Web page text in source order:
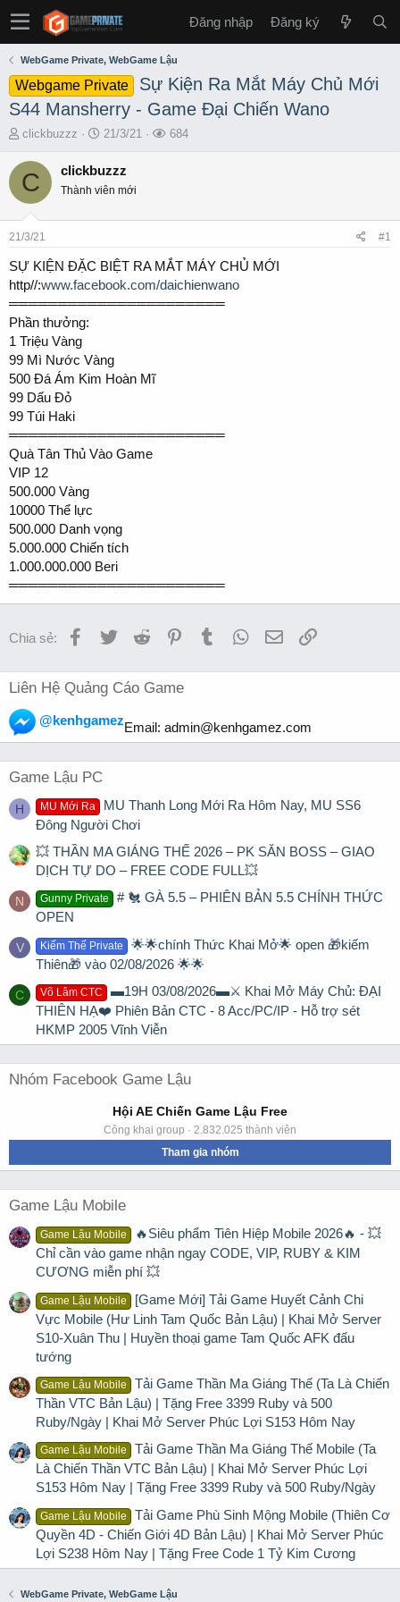
Đăng nhập Đăng ký
WebGame Private, WebGame Lậu
Webgame Private
Sự Kiện Ra Mắt Máy Chủ Mới
S44 Mansherry - Game Đại Chiến Wano
T
r
e
s
a
r
t
e
r
clickbuzzz
S
a
t
e
21/3/21
L
684
C clickbuzzz
Thành viên mới
21/3/21 #1
SỰ KIỆN ĐẶC BIỆT RA MẮT MÁY CHỦ MỚI
http//:www.facebook.com/daichienwano
══════════════════════
Phần thưởng:
1 Triệu Vàng
99 Mì Nước Vàng
500 Đá Ám Kim Hoàn Mĩ
99 Dấu Đỏ
99 Túi Haki
══════════════════════
Quà Tân Thủ Vào Game
VIP 12
500.000 Vàng
10000 Thể lực
500.000 Danh vọng
5.000.000 Chiến tích
1.000.000.000 Beri
══════════════════════
Chia sẻ: Facebook
TwitterReddit PinterestTumblrWhatsApp
EmailLink
Liên Hệ Quảng Cáo Game
@kenhgamezEmail: admin@kenhgamez.com
Game Lậu PC
H MU Mới Ra
MU Thanh Long Mới Ra Hôm Nay, MU SS6
Đông Người Chơi
💥 THẦN MA GIÁNG THẾ 2026 – PK SĂN BOSS – GIAO
DỊCH TỰ DO – FREE CODE FULL💥
N Gunny Private
# 🐔 GÀ 5.5 – PHIÊN BẢN 5.5 CHÍNH THỨC
OPEN
V Kiếm Thế Private
🌟🌟chính Thức Khai Mở🌟 open 🎁kiếm
Thiên🎁 vào 02/08/2026 🌟🌟
C Võ Lâm CTC
▬19H 03/08/2026▬⚔️ Khai Mở Máy Chủ: ĐẠI
THIÊN HẠ❤️ Phiên Bản CTC - 8 Acc/PC/IP - Hỗ trợ sét
HKMP 2005 Vĩnh Viễn
Nhóm Facebook Game Lậu
Hội AE Chiến Game Lậu Free
Công khai group · 2.832.025 thành viên
Tham gia nhóm
Game Lậu Mobile
Game Lậu Mobile
🔥Siêu phẩm Tiên Hiệp Mobile 2026🔥 - 💥
Chỉ cần vào game nhận ngay CODE, VIP, RUBY & KIM
CƯƠNG miễn phí 💥
Game Lậu Mobile
[Game Mới] Tải Game Huyết Cảnh Chi
Vực Mobile (Hư Linh Tam Quốc Bản Lậu) | Khai Mở Server
S10-Xuân Thu | Huyền thoại game Tam Quốc AFK đấu
tướng
Game Lậu Mobile
Tải Game Thần Ma Giáng Thế (Ta Là Chiến
Thần VTC Bản Lậu) | Tặng Free 3399 Ruby và 500
Ruby/Ngày | Khai Mở Server Phúc Lợi S153 Hôm Nay
Game Lậu Mobile
Tải Game Thần Ma Giáng Thế Mobile (Ta
Là Chiến Thần VTC Bản Lậu) | Khai Mở Server Phúc Lợi
S153 Hôm Nay | Tặng Free 3399 Ruby và 500 Ruby/Ngày
Game Lậu Mobile
Tải Game Phù Sinh Mộng Mobile (Thiên Cơ
Quyền 4D - Chiến Giới 4D Bản Lậu) | Khai Mở Server Phúc
Lợi S238 Hôm Nay | Tặng Free Code 1 Tỷ Kim Cương
WebGame Private, WebGame Lậu